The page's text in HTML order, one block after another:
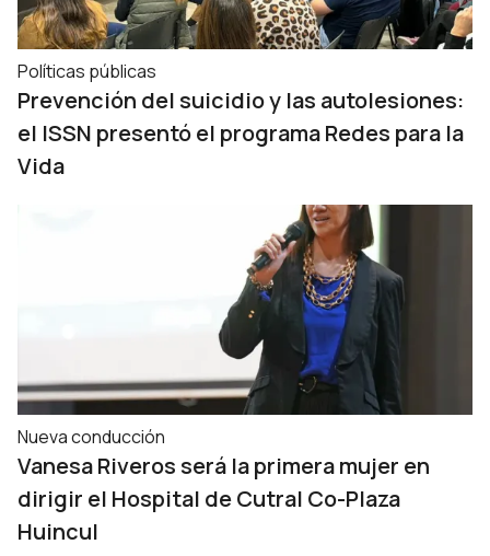
Políticas públicas
Prevención del suicidio y las autolesiones:
el ISSN presentó el programa Redes para la
Vida
Nueva conducción
Vanesa Riveros será la primera mujer en
dirigir el Hospital de Cutral Co-Plaza
Huincul